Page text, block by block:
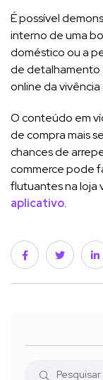
É possível
interno de uma
doméstico ou a
de detalhamento
online da vivência
O conteúdo em
de compra mais
chances de
commerce pode
flutuantes na loja
aplicativo.